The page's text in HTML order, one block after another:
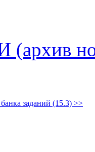
заданий (15.3) >>